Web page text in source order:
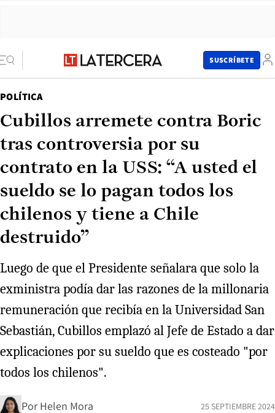
SUSCRÍBETE
POLÍTICA
Cubillos arremete contra Boric
tras controversia por su
contrato en la USS: “A usted el
sueldo se lo pagan todos los
chilenos y tiene a Chile
destruido”
Luego de que el Presidente señalara que solo la
exministra podía dar las razones de la millonaria
remuneración que recibía en la Universidad San
Sebastián, Cubillos emplazó al Jefe de Estado a dar
explicaciones por su sueldo que es costeado "por
todos los chilenos".
Por Helen Mora 25 SEPTIEMBRE 2024